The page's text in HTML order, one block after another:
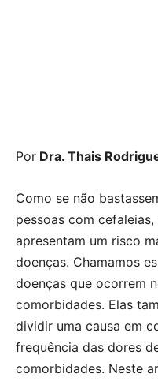
Por Dra. Thais
Como se não
pessoas com
apresentam um risco
doenças. Chamamos
doenças que ocorrem
comorbidades. Elas
dividir uma causa em
frequência das dores
comorbidades. Neste